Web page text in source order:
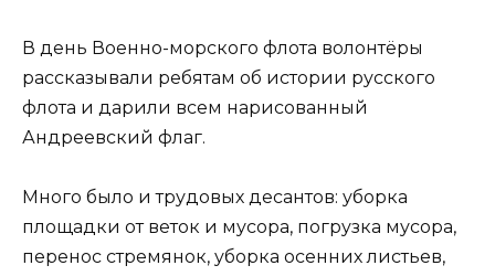
В день Военно-морского флота волонтёры
рассказывали ребятам об истории русского
флота и дарили всем нарисованный
Андреевский флаг.
Много было и трудовых десантов: уборка
площадки от веток и мусора, погрузка мусора,
перенос стремянок, уборка осенних листьев,